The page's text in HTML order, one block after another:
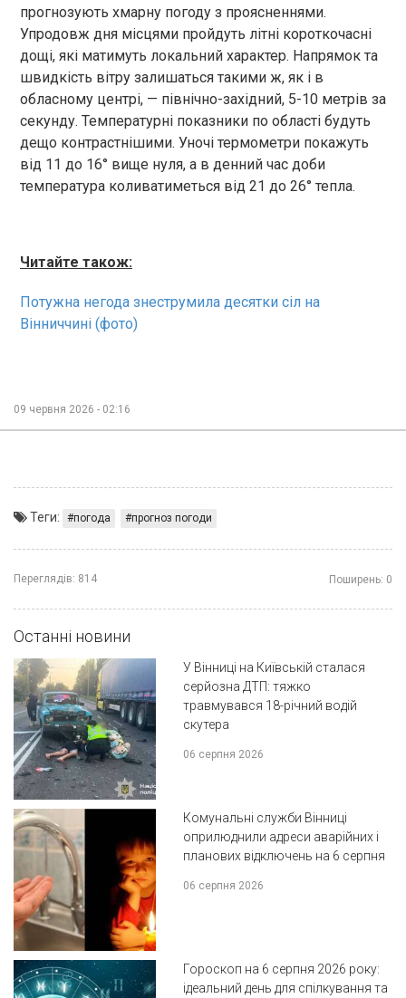
прогнозують хмарну погоду з проясненнями.
Упродовж дня місцями пройдуть літні короткочасні
дощі, які матимуть локальний характер. Напрямок та
швидкість вітру залишаться такими ж, як і в
обласному центрі, — північно-західний, 5-10 метрів за
секунду. Температурні показники по області будуть
дещо контрастнішими. Уночі термометри покажуть
від 11 до 16° вище нуля, а в денний час доби
температура коливатиметься від 21 до 26° тепла.
Читайте також:
Потужна негода знеструмила десятки сіл на
Вінниччині (фото)
09 червня 2026 - 02:16
Теги: погода прогноз погоди
Переглядів: 814 Поширень: 0
Останні новини
У Вінниці на Київській сталася
серйозна ДТП: тяжко
травмувався 18-річний водій
скутера
06 серпня 2026
Комунальні служби Вінниці
оприлюднили адреси аварійних і
планових відключень на 6 серпня
06 серпня 2026
Гороскоп на 6 серпня 2026 року:
ідеальний день для спілкування та